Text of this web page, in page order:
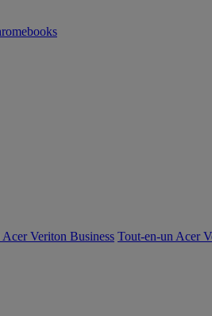
Veriton Business Tout-en-un Acer